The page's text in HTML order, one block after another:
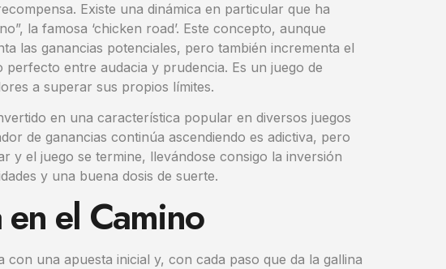
Existe una dinámica en particular que ha
la famosa ‘chicken road’. Este concepto, aunque
las ganancias potenciales, pero también incrementa el
entre audacia y prudencia. Es un juego de
a superar sus propios límites.
en una característica popular en diversos juegos
de ganancias continúa ascendiendo es adictiva, pero
y el juego se termine, llevándose consigo la inversión
y una buena dosis de suerte.
el Camino
con una apuesta inicial y, con cada paso que da la gallina